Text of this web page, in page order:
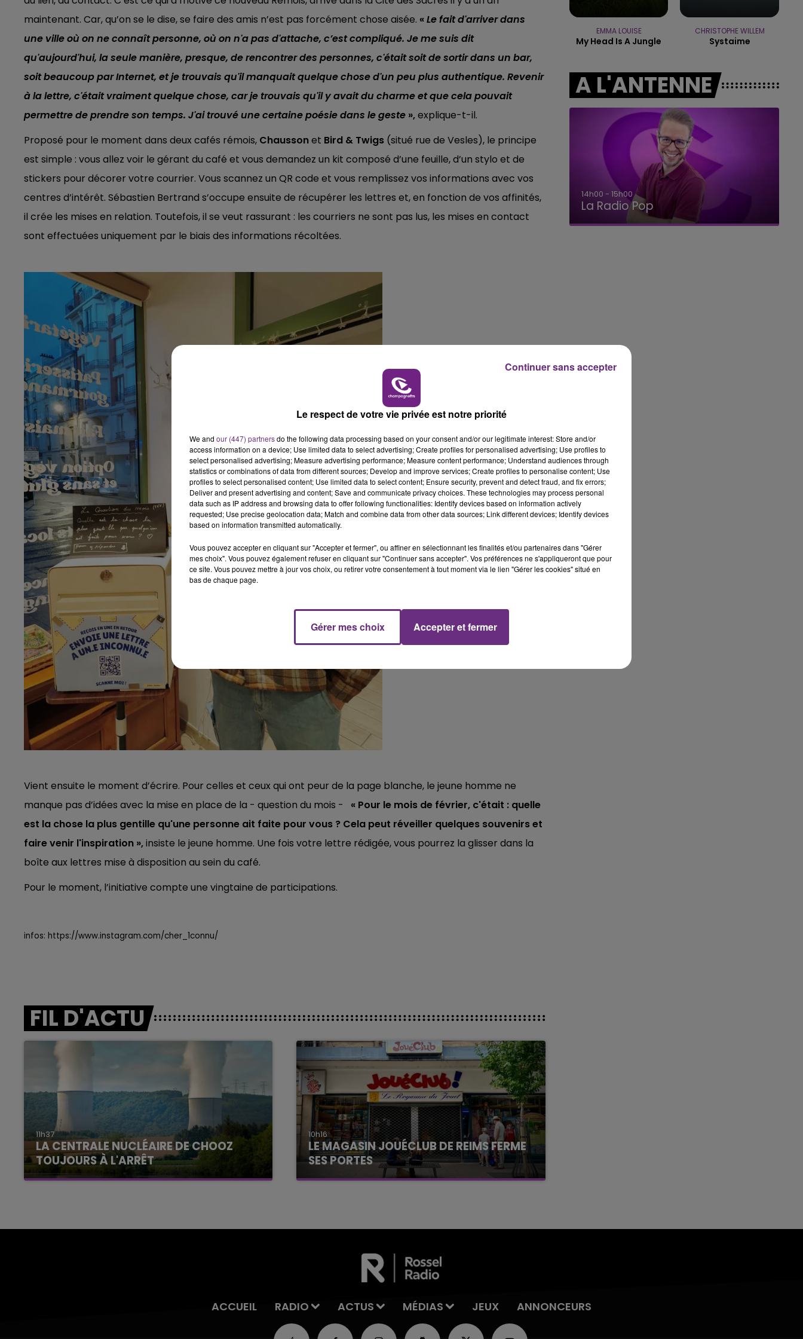
LE BEST OF DE LA FAMILLE
CHAMPAGNE FM
6h00 - 10h00
LA FAMILLE LE TICKET DE CAISSE
maintenant. Car, qu’on se le dise, se faire des amis n’est pas forcément chose aisée. «Le fait d'arriver dans
une ville où on ne connaît personne, où on n'a pas d'attache, c’est compliqué. Je me suis dit
qu'aujourd'hui, la seule manière, presque, de rencontrer des personnes, c'était soit de sortir dans un bar,
soit beaucoup par Internet, et je trouvais qu'il manquait quelque chose d'un peu plus authentique. Revenir
à la lettre, c'était vraiment quelque chose, car je trouvais qu'il y avait du charme et que cela pouvait
permettre de prendre son temps. J'ai trouvé une certaine poésie dans le geste »,explique-t-il.
Proposé pour le moment dans deux cafés rémois, Chaussonet Bird & Twigs (situé rue de Vesles), le principe
est simple : vous allez voir le gérant du café et vous demandez un kit composé d’une feuille, d’un stylo et de
stickers pour décorer votre courrier. Vous scannez un QR code et vous remplissez vos informations avec vos
centres d’intérêt. Sébastien Bertrand s’occupe ensuite de récupérer les lettres et, en fonction de vos affinités,
il crée les mises en relation. Toutefois, il se veut rassurant : les courriers ne sont pas lus, les mises en contact
sont effectuées uniquement par le biais des informations récoltées.
Vient ensuite le moment d’écrire. Pour celles et ceux qui ont peur de la page blanche, le jeune homme ne
manque pas d’idées avec la mise en place de la - question du mois - « Pour le mois de février, c'était : quelle
est la chose la plus gentille qu'une personne ait faite pour vous ? Cela peut réveiller quelques souvenirs et
faire venir l'inspiration »,insiste le jeune homme. Une fois votre lettre rédigée, vous pourrez la glisser dans la
boîte aux lettres mise à disposition au sein du café.
Pour le moment, l’initiative compte une vingtaine de participations.
infos: https://www.instagram.com/cher_1connu/
FIL D'ACTU
11h37
LA CENTRALE NUCLÉAIRE DE CHOOZ
TOUJOURS À L'ARRÊT
Cela fait déjà une semaine que la centrale
10h16
LE MAGASIN JOUÉCLUB DE REIMS FERME
SES PORTES
C'était l'une des institutions du centre-ville
EMMA LOUISE
My Head Is A Jungle
CHRISTOPHE WILLEM
Systaime
A L'ANTENNE
10h00 - 14h00
LE TICKET DE CAISSE
14h00 - 15h00
La Radio Pop
15h00 - 19h00
Le Club Champagne FM
ACCUEIL RADIO ACTUS MÉDIAS JEUX ANNONCEURS
Le respect de votre vie privée est notre priorité
We and our (447) partnersdo the following data processing based on your consent and/or our legitimate interest: Store and/or
access information on a device; Use limited data to select advertising; Create profiles for personalised advertising; Use profiles to
select personalised advertising; Measure advertising performance; Measure content performance; Understand audiences through
statistics or combinations of data from different sources; Develop and improve services; Create profiles to personalise content; Use
profiles to select personalised content; Use limited data to select content; Ensure security, prevent and detect fraud, and fix errors;
Deliver and present advertising and content; Save and communicate privacy choices. These technologies may process personal
data such as IP address and browsing data to offer following functionalities: Identify devices based on information actively
requested; Use precise geolocation data; Match and combine data from other data sources; Link different devices; Identify devices
based on information transmitted automatically.
Vous pouvez accepter en cliquant sur "Accepter et fermer", ou affiner en sélectionnant les finalités et/ou partenaires dans "Gérer
mes choix". Vous pouvez également refuser en cliquant sur "Continuer sans accepter". Vos préférences ne s'appliqueront que pour
ce site. Vous pouvez mettre à jour vos choix, ou retirer votre consentement à tout moment via le lien "Gérer les cookies" situé en
bas de chaque page.
Gérer mes choix Accepter et fermer
Continuer sans accepter